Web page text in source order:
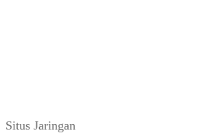
Situs Jaringan